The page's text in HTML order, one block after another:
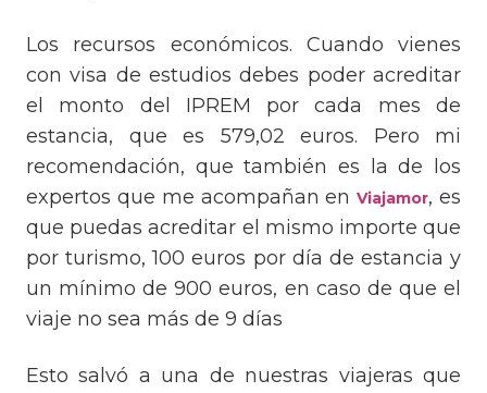
Los recursos económicos. Cuando vienes
con visa de estudios debes poder acreditar
el monto del IPREM por cada mes de
estancia, que es 579,02 euros. Pero mi
recomendación, que también es la de los
expertos que me acompañan enViajamor, es
que puedas acreditar el mismo importe que
por turismo, 100 euros por día de estancia y
un mínimo de 900 euros, en caso de que el
viaje no sea más de 9 días
Esto salvó a una de nuestras viajeras que